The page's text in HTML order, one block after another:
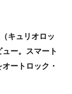
キュリオロッ
ー。スマート
ートロック・